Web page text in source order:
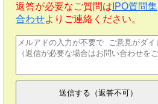
返答が必要なご質問は IPO質問集
合わせよりご連絡ください。